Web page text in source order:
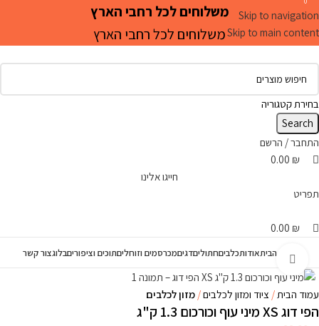
Skip to navigation
Skip to main content
משלוחים לכל רחבי הארץ
משלוחים לכל רחבי הארץ
בחירת קטגוריה
Search
התחבר / הרשם
0.00 ₪
חייגו אלינו
תפריט
0.00 ₪
עמוד הביתאודותכלביםחתוליםדגיםמכרסמים וזוחליםתוכים וציפוריםבלוגצור קשר
Click to enlarge
עמוד הבית ציוד ומזון לכלבים מזון לכלבים
הפי דוג XS מיני עוף וכורכום 1.3 ק"ג